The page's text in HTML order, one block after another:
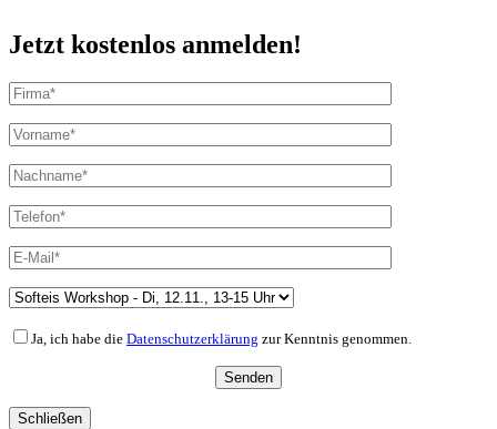
Jetzt kostenlos anmelden!
Ja, ich habe die Datenschutzerklärung zur Kenntnis genommen.
Schließen